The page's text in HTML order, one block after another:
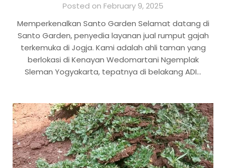
Posted on February 9, 2025
Memperkenalkan Santo Garden Selamat datang di
Santo Garden, penyedia layanan jual rumput gajah
terkemuka di Jogja. Kami adalah ahli taman yang
berlokasi di Kenayan Wedomartani Ngemplak
Sleman Yogyakarta, tepatnya di belakang ADI…